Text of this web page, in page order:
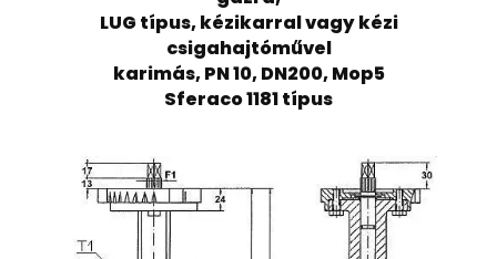
LUG típus, kézikarral vagy kézi
csigahajtóművel
karimás, PN 10, DN200, Mop5
Sferaco 1181 típus